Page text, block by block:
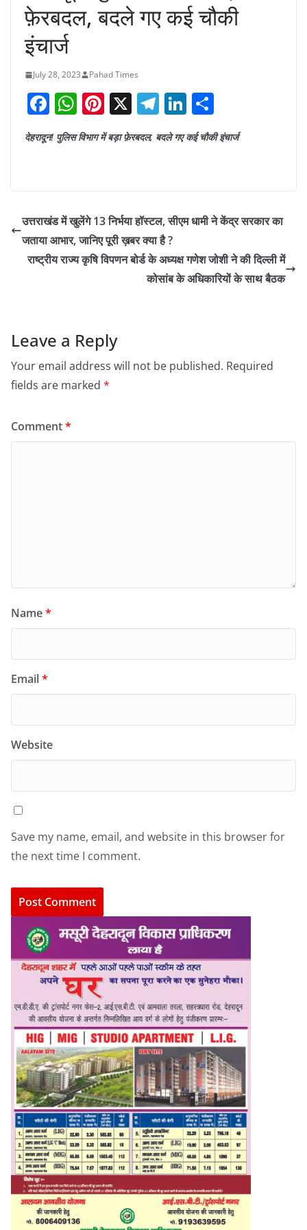
फ़ेरबदल, बदले गए कई चौकी
इंचार्ज
July 28, 2023 Pahad Times
F
c
o
o
k
W
h
at
p
p
Pi
nt
er
X T
el
e
m
Li
n
k
n
h
ar
देहरादून! पुलिस विभाग में बड़ा फ़ेरबदल, बदले गए कई चौकी इंचार्ज
उत्तराखंड में खुलेंगे 13 निर्भया हॉस्टल, सीएम धामी ने केंद्र सरकार का
जताया आभार, जानिए पूरी ख़बर क्या है ?
राष्ट्रीय राज्य कृषि विपणन बोर्ड के अध्यक्ष गणेश जोशी ने की दिल्ली में
कोसांब के अधिकारियों के साथ बैठक
Leave a Reply
Your email address will not be published. Required
fields are marked *
Comment*
Name*
Email*
Website
Save my name, email, and website in this browser for
the next time I comment.